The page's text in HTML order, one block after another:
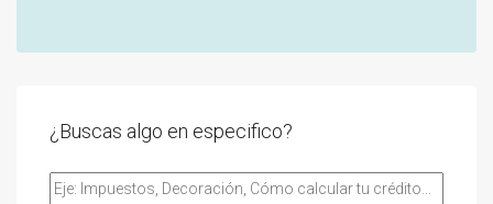
¿Buscas algo en especifico?